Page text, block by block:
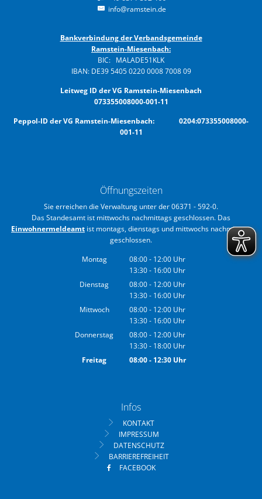
info@ramstein.de
Bankverbindung der Verbandsgemeinde
Ramstein-Miesenbach:
BIC: MALADE51KLK
IBAN: DE39 5405 0220 0008 7008 09
Leitweg ID der VG Ramstein-Miesenbach
073355008000-001-11
Peppol-ID der VG Ramstein-Miesenbach: 0204:073355008000-
001-11
Öffnungszeiten
Sie erreichen die Verwaltung unter der 06371 - 592-0.
Das Standesamt ist mittwochs nachmittags geschlossen. Das
Einwohnermeldeamt ist montags, dienstags und mittwochs nachmittags
geschlossen.
Montag
08:00- 12:00 Uhr
Von 08:00 bis 12:00 Uhr
13:30- 16:00 Uhr
Von 13:30 bis 16:00 Uhr
Dienstag 08:00- 12:00 Uhr
Von 08:00 bis 12:00 Uhr
13:30- 16:00 Uhr
Von 13:30 bis 16:00 Uhr
Mittwoch 08:00- 12:00 Uhr
Von 08:00 bis 12:00 Uhr
13:30- 16:00 Uhr
Von 13:30 bis 16:00 Uhr
Donnerstag 08:00- 12:00 Uhr
Von 08:00 bis 12:00 Uhr
13:30- 18:00 Uhr
Von 13:30 bis 18:00 Uhr
Freitag 08:00- 12:30Uhr
Infos
KONTAKT
IMPRESSUM
DATENSCHUTZ
BARRIEREFREIHEIT
FACEBOOK